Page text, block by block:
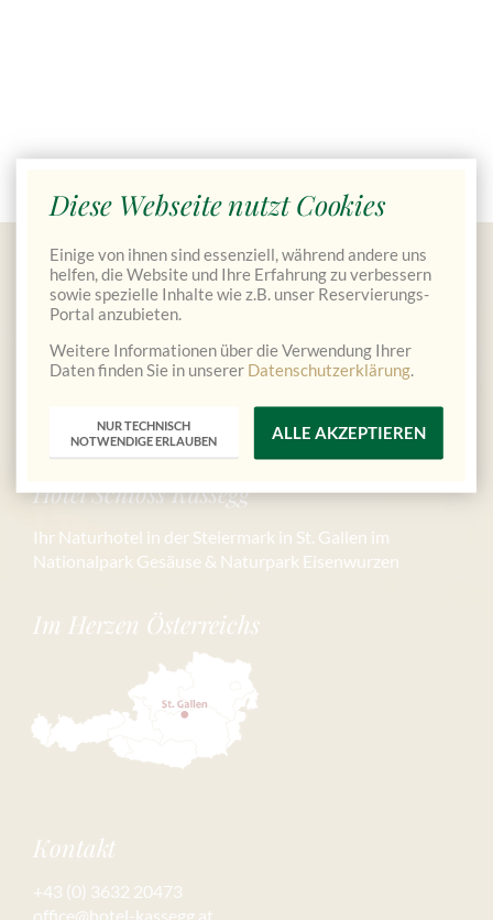
Gutscheine bestellen
Hotel Schloss Kassegg
Ihr Naturhotel in der Steiermark in St. Gallen im
Nationalpark Gesäuse & Naturpark Eisenwurzen
Im Herzen Österreichs
Kontakt
+43 (0) 3632 20473
office@hotel-kassegg.at
Diese Webseite nutzt Cookies
Einige von ihnen sind essenziell, während andere uns
helfen, die Website und Ihre Erfahrung zu verbessern
sowie spezielle Inhalte wie z.B. unser Reservierungs-
Portal anzubieten.
Weitere Informationen über die Verwendung Ihrer
Daten finden Sie in unserer Datenschutzerklärung.
NUR TECHNISCH
NOTWENDIGE ERLAUBEN
ALLE AKZEPTIEREN